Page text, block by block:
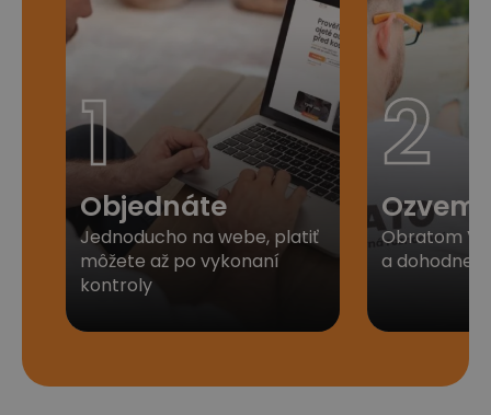
1
Objednáte
Jednoducho na webe, platiť
môžete až po vykonaní
kontroly
2
Obratom
a